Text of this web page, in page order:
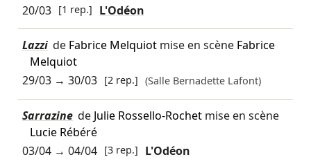
20/03 [1 rep.] L'Odéon
Lazzi de Fabrice Melquiotmise en scène Fabrice
Melquiot
29/03→ 30/03 [2 rep.] (Salle Bernadette Lafont)
Sarrazine de Julie Rossello-Rochetmise en scène
Lucie Rébéré
03/04→ 04/04 [3 rep.] L'Odéon